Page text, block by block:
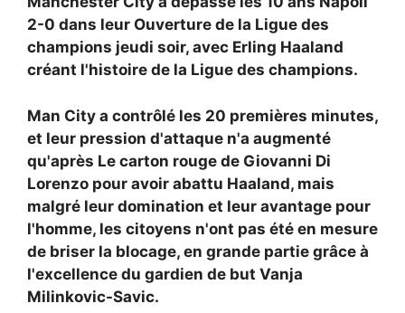
2-0 dans leur Ouverture de la Ligue des
champions jeudi soir, avec Erling Haaland
créant l'histoire de la Ligue des champions.
Man City a contrôlé les 20 premières minutes,
et leur pression d'attaque n'a augmenté
qu'après Le carton rouge de Giovanni Di
Lorenzo pour avoir abattu Haaland, mais
malgré leur domination et leur avantage pour
l'homme, les citoyens n'ont pas été en mesure
de briser la blocage, en grande partie grâce à
l'excellence du gardien de but Vanja
Milinkovic-Savic.